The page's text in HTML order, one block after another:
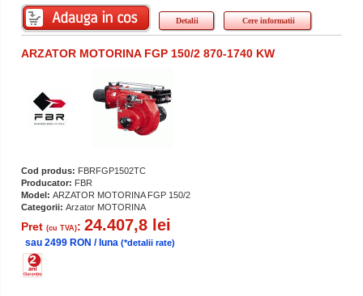
Detalii Cere informatii
ARZATOR MOTORINA FGP 150/2 870-1740 KW
Cod produs: FBRFGP1502TC
Producator: FBR
Model: ARZATOR MOTORINA FGP 150/2
Categorii: Arzator MOTORINA
Pret (cu TVA): 24.407,8 lei
sau 2499 RON / luna (*detalii rate)